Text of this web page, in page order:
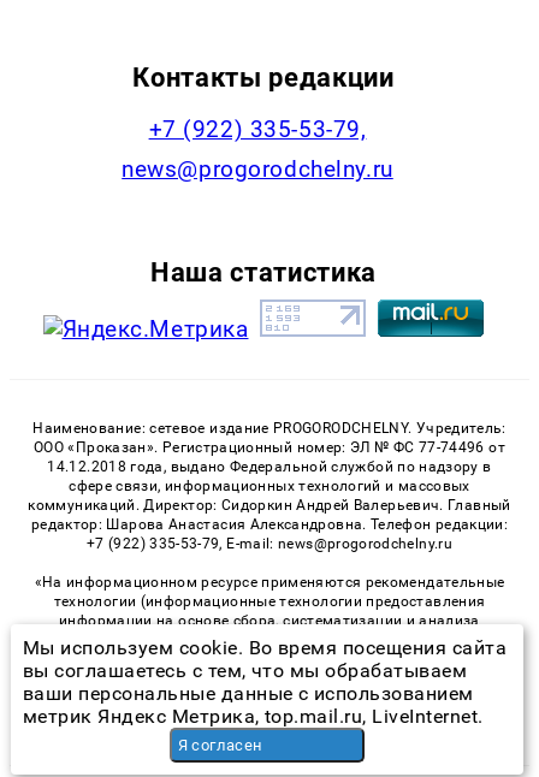
Контакты редакции
+7 (922) 335-53-79,
news@progorodchelny.ru
Наша статистика
Наименование: сетевое издание PROGORODCHELNY. Учредитель:
ООО «Проказан». Регистрационный номер: ЭЛ № ФС 77-74496 от
14.12.2018 года, выдано Федеральной службой по надзору в
сфере связи, информационных технологий и массовых
коммуникаций. Директор: Сидоркин Андрей Валерьевич. Главный
редактор: Шарова Анастасия Александровна. Телефон редакции:
+7 (922) 335-53-79, E-mail: news@progorodchelny.ru
«На информационном ресурсе применяются рекомендательные
технологии (информационные технологии предоставления
информации на основе сбора, систематизации и анализа
сведений, относящихся к предпочтениям пользователей сети
«Интернет», находящихся на территории Российской
Федерации)». Правила применения рекомендательных
технологий в виджетах рекламно-обменной сети«СМИ2» (PDF)
«Sparrow» (PDF)
Мы используем cookie. Во время посещения сайта
вы соглашаетесь с тем, что мы обрабатываем
ваши персональные данные с использованием
метрик Яндекс Метрика, top.mail.ru, LiveInternet.
Я согласен